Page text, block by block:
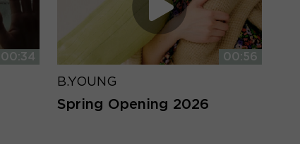
00:34 00:56
B.YOUNG
Spring Opening 2026